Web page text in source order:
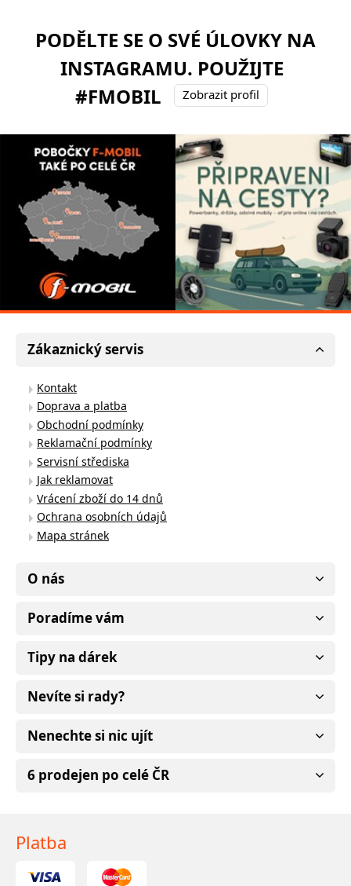
PODĚLTE SE O SVÉ ÚLOVKY NA
INSTAGRAMU. POUŽIJTE
#FMOBIL
Zobrazit profil
Zákaznický servis
Kontakt
Doprava a platba
Obchodní podmínky
Reklamační podmínky
Servisní střediska
Jak reklamovat
Vrácení zboží do 14 dnů
Ochrana osobních údajů
Mapa stránek
O nás
Poradíme vám
Tipy na dárek
Nevíte si rady?
Nenechte si nic ujít
6 prodejen po celé ČR
Platba